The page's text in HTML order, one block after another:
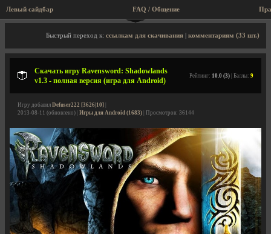
Левый сайдбар FAQ / Общение
Описание игры, скриншоты, видео
Быстрый переход к: ссылкам для скачивания комментариям (33 шт.)
Скачать игру Ravensword: Shadowlands
v1.3 - полная версия (игра для Android)
Рейтинг: 10.0 (3) | Баллы: 9
Игру добавил Defuser222 [3626|10]
2013-08-11 (обновлено) | Игры для Android (1683) | Просмотров: 36144